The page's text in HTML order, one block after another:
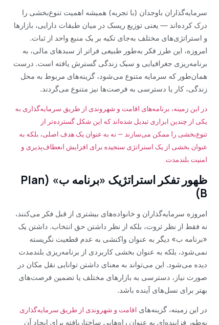
سرمایه‌گذاران باوجدان (با تجربه) همیشه اهمیت تنوع‌بخشی را
درک کرده‌اند — یعنی توزیع ریسک در میان طبقات دارایی، بازارها
و استراتژی‌های مختلف به‌جای تکیه بر یک منبع واحد از ثبات.
امروزه، این طرز فکر به‌طور طبیعی فراتر از سبدهای مالی، به
برنامه‌ریزی جغرافیایی و سبک زندگی گسترش یافته است. درست
همان‌طور که سرمایه متنوع می‌شود، گزینه‌های مربوط به محل
زندگی، کار یا دسترسی به فرصت‌ها نیز متنوع می‌گردند.
در این زمینه، برنامه‌های اقامت و شهروندی از طریق سرمایه‌گذاری به
یکی از چندین ابزاری تبدیل شده‌اند که این شکل گسترده‌تر از
تنوع‌بخشی را ممکن می‌سازند — نه به عنوان یک هدف اصلی، بلکه به
عنوان بخشی از یک استراتژی سنجیده برای افزایش انعطاف‌پذیری و
امنیت بلندمدت.
ظهور تفکر استراتژیک «برنامه ب» (Plan
B)
امروزه سرمایه‌گذاران و خانواده‌های بیشتری از قبل فکر می‌کنند،
نه فقط از نظر ثروت، بلکه از نظر داشتن حق انتخاب. داشتن یک
«برنامه ب» دیگر به عنوان واکنشی به عدم قطعیت نگریسته
نمی‌شود، بلکه به عنوان بخشی کاربردی از برنامه‌ریزی بلندمدت
دیده می‌شود. این می‌تواند به معنای داشتن توانایی نقل مکان در
صورت نیاز، دسترسی به بازارهای مختلف یا تضمین فرصت‌های
بهتر برای نسل‌های آینده باشد.
در این زمینه، گزینه‌های اقامت و شهروندی از طریق سرمایه‌گذاری
به‌طور فزاینده‌ای به عنوان راه‌هایی ساختاریافته برای ایجاد آن